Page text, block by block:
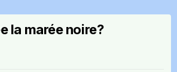
la marée noire?